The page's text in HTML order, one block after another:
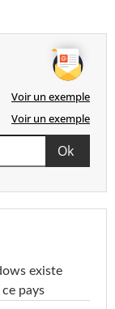
Voir un exemple
Voir un exemple
existe
pays